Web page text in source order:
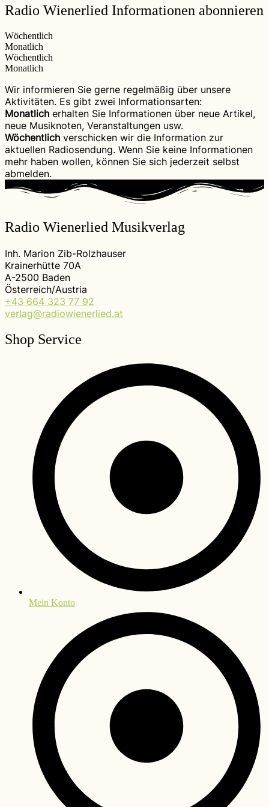
Radio Wienerlied Informationen abonnieren
Wöchentlich
Monatlich
Wöchentlich
Monatlich
Wir informieren Sie gerne regelmäßig über unsere
Aktivitäten. Es gibt zwei Informationsarten:
Monatlich erhalten Sie Informationen über neue Artikel,
neue Musiknoten, Veranstaltungen usw.
Wöchentlich verschicken wir die Information zur
aktuellen Radiosendung. Wenn Sie keine Informationen
mehr haben wollen, können Sie sich jederzeit selbst
abmelden.
Radio Wienerlied Musikverlag
Inh. Marion Zib-Rolzhauser
Krainerhütte 70A
A-2500 Baden
Österreich/Austria
+43 664 323 77 92
verlag@radiowienerlied.at
Shop Service
Mein Konto